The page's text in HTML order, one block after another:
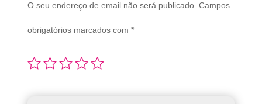
O seu endereço de email não será publicado. Campos
obrigatórios marcados com *